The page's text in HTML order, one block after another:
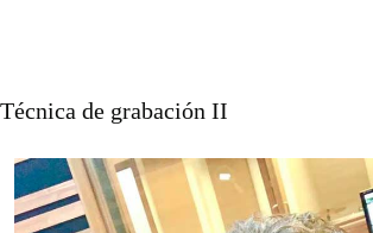
Técnica de grabación II